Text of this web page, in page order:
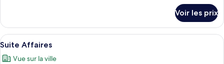
le
type
de
Suite
Voir les prix
Afficher
toutes
Une chambre d’hôtel avec un
3
Suite Affaires
Vue sur la ville